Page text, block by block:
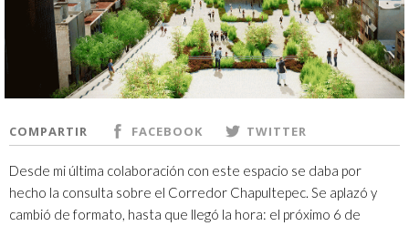
COMPARTIR FACEBOOK TWITTER
Desde mi última colaboración con este espacio se daba por
hecho la consulta sobre el Corredor Chapultepec. Se aplazó y
cambió de formato, hasta que llegó la hora: el próximo 6 de